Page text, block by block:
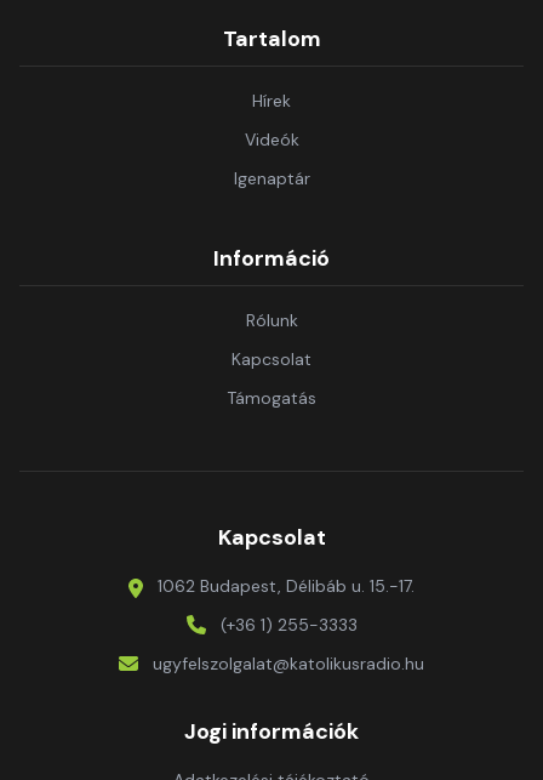
Tartalom
Hírek
Videók
Igenaptár
Információ
Rólunk
Kapcsolat
Támogatás
Kapcsolat
1062 Budapest, Délibáb u. 15.-17.
(+36 1) 255-3333
ugyfelszolgalat@katolikusradio.hu
Jogi információk